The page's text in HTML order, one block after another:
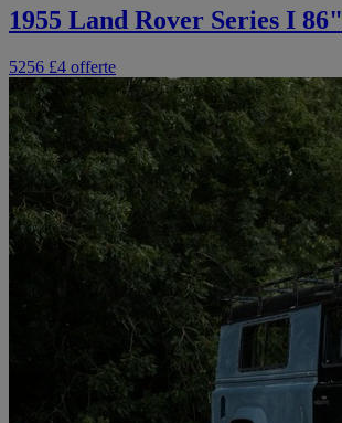
1955 Land Rover Series I 86"
5256 £4 offerte